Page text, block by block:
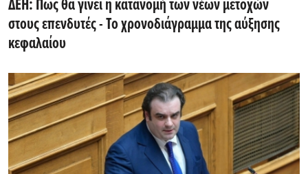
ΔΕΗ: Πως θα γίνει η κατανομή των νέων μετοχών
στους επενδυτές - Το χρονοδιάγραμμα της αύξησης
κεφαλαίου